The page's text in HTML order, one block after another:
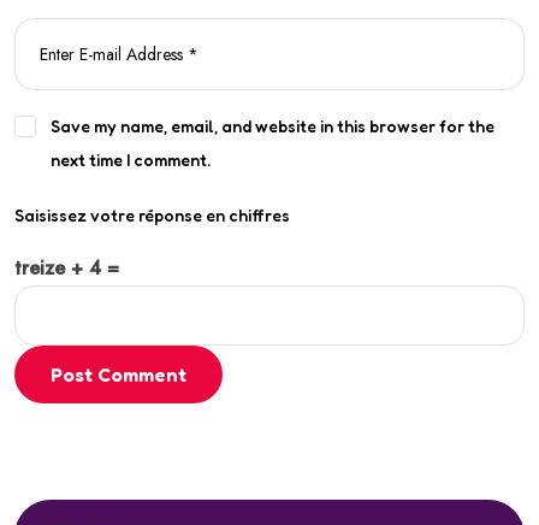
Save my name, email, and website in this browser for the
next time I comment.
Saisissez votre réponse en chiffres
treize + 4 =
Post Comment